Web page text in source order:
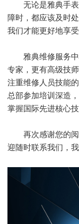
无论是雅典手表
障时，都应该及时
我们才能更好地享
雅典维修服务中
专家，更有高级技
注重维修人员技能
总部参加培训深造
掌握国际先进核心
再次感谢您的阅
迎随时联系我们，